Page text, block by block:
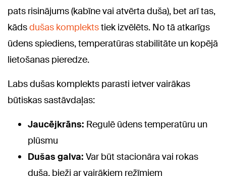
pats risinājums (kabīne vai atvērta duša), bet arī tas,
kādsdušas komplektstiek izvēlēts. No tā atkarīgs
ūdens spiediens, temperatūras stabilitāte un kopējā
lietošanas pieredze.
Labs dušas komplekts parasti ietver vairākas
būtiskas sastāvdaļas:
Jaucējkrāns: Regulē ūdens temperatūru un
plūsmu
Dušas galva: Var būt stacionāra vai rokas
duša, bieži ar vairākiem režīmiem